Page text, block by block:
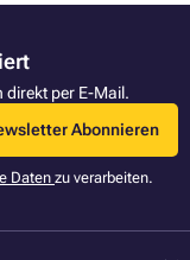
direkt per E-Mail.
Abonnieren
Datenzu verarbeiten.